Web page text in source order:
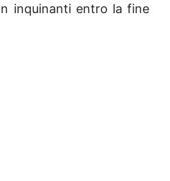
inquinanti entro la fine